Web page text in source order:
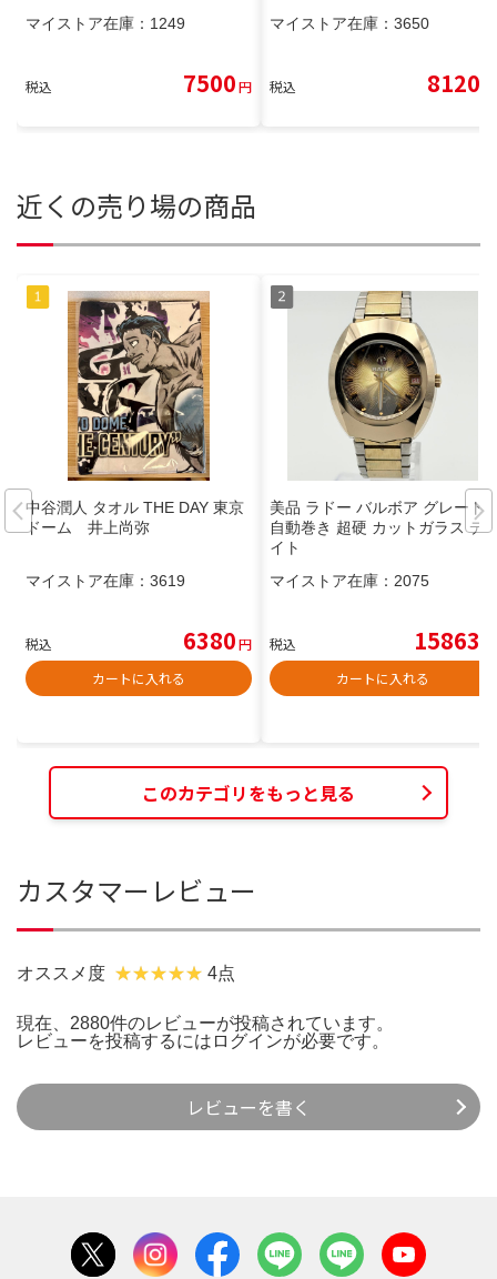
マイストア在庫： 1249
税込 7500円
マイストア在庫： 3650
税込 8120
近くの売り場の商品
中谷潤人 タオル THE DAY 東京
ドーム 井上尚弥
マイストア在庫： 3619
税込 6380円
カートに入れる
美品 ラドー バルボア グレート
自動巻き 超硬 カットガラス デ
イト
マイストア在庫： 2075
税込 15863
カートに入れる
このカテゴリをもっと見る
カスタマーレビュー
オススメ度 4点
現在、2880件のレビューが投稿されています。
レビューを投稿するには ログインが必要です。
レビューを書く